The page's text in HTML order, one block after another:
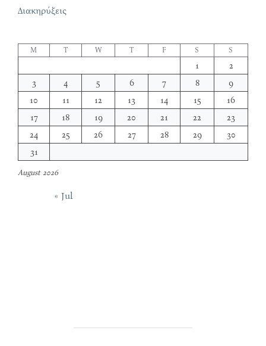
Διακηρύξεις
August 2026
M T W T F S S
1
2
3
4 5 6 7 8
9
10
11 12 13 14 15
16
17
18 19 20 21 22
23
24
25 26 27 28 29
30
31
« Jul